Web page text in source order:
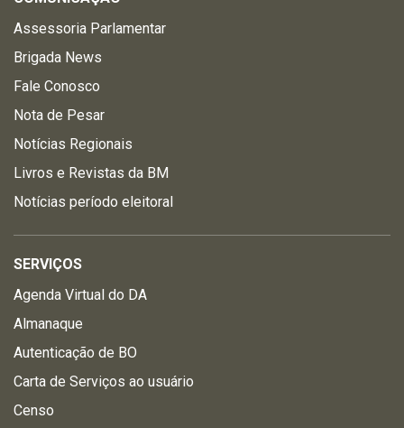
Assessoria Parlamentar
Brigada News
Fale Conosco
Nota de Pesar
Notícias Regionais
Livros e Revistas da BM
Notícias período eleitoral
SERVIÇOS
Agenda Virtual do DA
Almanaque
Autenticação de BO
Carta de Serviços ao usuário
Censo